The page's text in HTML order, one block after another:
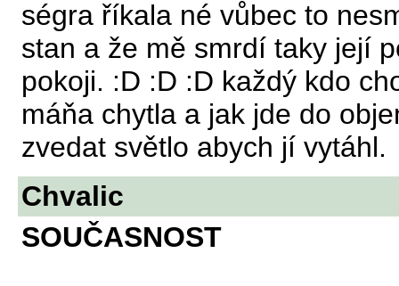
ségra říkala né vůbec to
stan a že mě smrdí taky její
pokoji. :D :D :D každý kdo
máňa chytla a jak jde do
zvedat světlo abych jí vytáhl.
Chvalic
SOUČASNOST